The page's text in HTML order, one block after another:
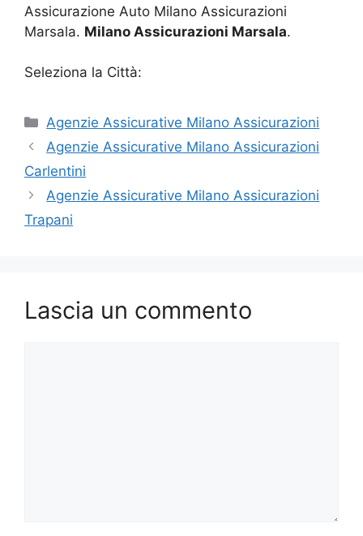
Assicurazione Auto Milano Assicurazioni
Marsala. Milano Assicurazioni Marsala.
Seleziona la Città:
Categorie
Agenzie Assicurative Milano Assicurazioni
Agenzie Assicurative Milano Assicurazioni
Carlentini
Agenzie Assicurative Milano Assicurazioni
Trapani
Lascia un commento